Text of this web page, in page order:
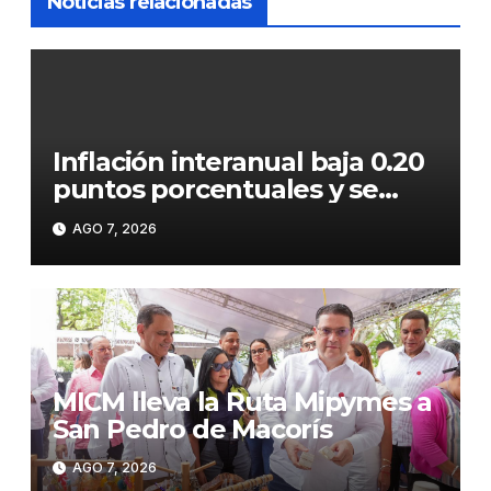
Inflación interanual baja 0.20
puntos porcentuales y se
sitúa en 5.47 %
AGO 7, 2026
MICM lleva la Ruta Mipymes a
San Pedro de Macorís
AGO 7, 2026